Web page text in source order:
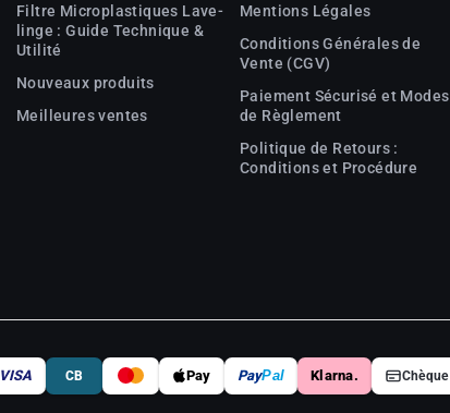
Filtre Microplastiques Lave-
linge : Guide Technique &
Utilité
Nouveaux produits
Meilleures ventes
Mentions Légales
Conditions Générales de
Vente (CGV)
Paiement Sécurisé et Modes
de Règlement
Politique de Retours :
Conditions et Procédure
VISA CB Pay PayPal Klarna. Chèque